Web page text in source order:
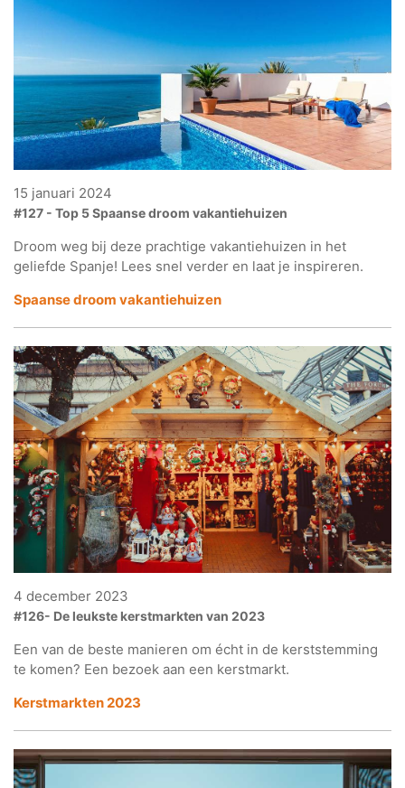
15 januari 2024
#127 - Top 5 Spaanse droom vakantiehuizen
Droom weg bij deze prachtige vakantiehuizen in het
geliefde Spanje! Lees snel verder en laat je inspireren.
Spaanse droom vakantiehuizen
4 december 2023
#126- De leukste kerstmarkten van 2023
Een van de beste manieren om écht in de kerststemming
te komen? Een bezoek aan een kerstmarkt.
Kerstmarkten 2023